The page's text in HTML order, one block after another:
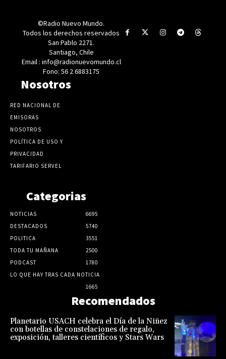
©Radio Nuevo Mundo.
Todos los derechos reservados
San Pablo 2271.
Santiago, Chile
Email : info@radionuevomundo.cl
Fono: 56 2 6883175
Nosotros
RED NACIONAL DE
EMISORAS
NOSOTROS
POLÍTICA DE USO Y
PRIVACIDAD
TARIFARIO SERVEL
Categorias
NOTICIAS
6695
DESTACADOS
5740
POLITICA
3551
TODA TU MAÑANA
2500
PODCAST
1780
LO QUE HAY TRAS CADA NOTICIA
1665
Recomendados
Planetario USACH celebra el Día de la Niñez
con botellas de constelaciones de regalo,
exposición, talleres científicos y Stars Wars